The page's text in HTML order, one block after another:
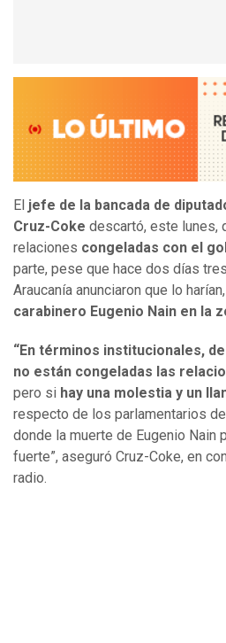
El jefe de la bancada de
Cruz-Coke descartó, este lunes,
relaciones congeladas con el
parte, pese que hace dos días
Araucanía anunciaron que lo
carabinero Eugenio Nain en la
“En términos institucionales,
no están congeladas las
pero si hay una molestia y un
respecto de los parlamentarios
donde la muerte de Eugenio Nain
fuerte”, aseguró Cruz-Coke, en
radio.